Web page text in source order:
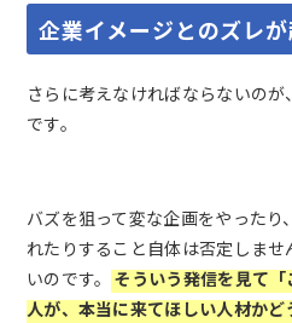
企業イメージとのズレ
さらに考えなければならないのが、
です。
バズを狙って変な企画をやった
れたりすること自体は否定しま
いのです。 そういう発信を見て
人が、本当に来てほしい人材かど